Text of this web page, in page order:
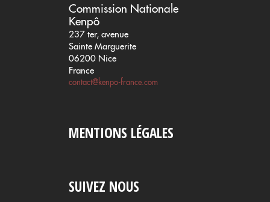
Commission Nationale
Kenpô
237 ter, avenue
Sainte Marguerite
06200 Nice
France
contact@kenpo-france.com
MENTIONS LÉGALES
SUIVEZ NOUS